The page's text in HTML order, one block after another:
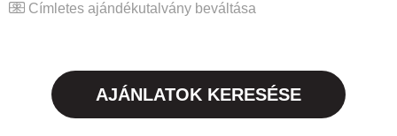
Címletes ajándékutalvány beváltása
AJÁNLATOK KERESÉSE